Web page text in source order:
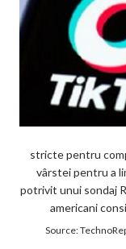
stricte pentru
vârstei pentru a
potrivit unui sondaj
americani
Source: